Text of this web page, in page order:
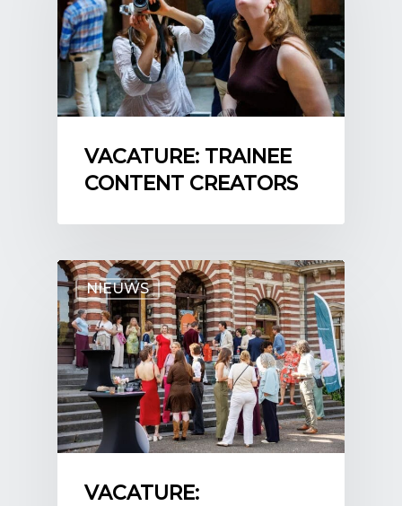
VACATURE: TRAINEE
CONTENT CREATORS
NIEUWS
VACATURE: